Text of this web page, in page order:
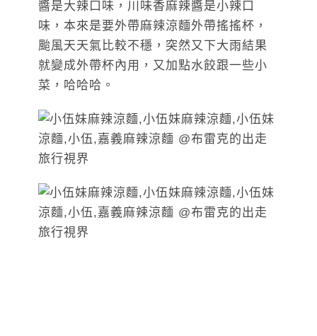
醬是大辣口味，川味香麻辣醬是小辣口
味，本來是要外帶麻辣涼麵外帶搖搖杯，
颱風天天氣比較不穩，突然又下大雨結果
就變成外帶杯內用，又加點水餃跟一些小
菜，哈哈哈。